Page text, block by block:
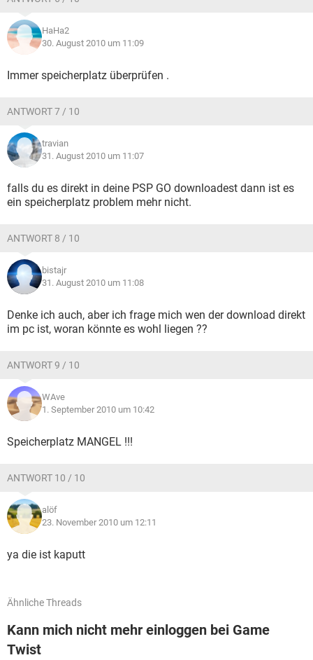
HaHa2
30. August 2010 um 11:09
Immer speicherplatz überprüfen .
ANTWORT 7 / 10
travian
31. August 2010 um 11:07
falls du es direkt in deine PSP GO downloadest dann ist es
ein speicherplatz problem mehr nicht.
ANTWORT 8 / 10
bistajr
31. August 2010 um 11:08
Denke ich auch, aber ich frage mich wen der download direkt
im pc ist, woran könnte es wohl liegen ??
ANTWORT 9 / 10
WAve
1. September 2010 um 10:42
Speicherplatz MANGEL !!!
ANTWORT 10 / 10
alöf
23. November 2010 um 12:11
ya die ist kaputt
Ähnliche Threads
Kann mich nicht mehr einloggen bei Game
Twist